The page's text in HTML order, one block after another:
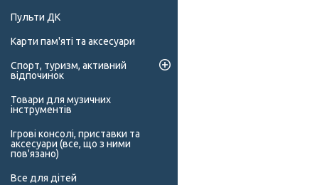
Пульти ДК
Карти пам'яті та аксесуари
Спорт, туризм, активний
відпочинок
Товари для музичних
інструментів
Ігрові консолі, приставки та
аксесуари (все, що з ними
пов'язано)
Все для дітей